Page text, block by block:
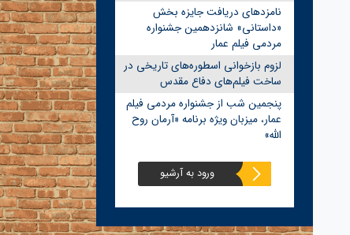
نامزدهای دریافت جایزه بخش
«داستانی» شانزدهمین جشنواره
مردمی فیلم عمار
لزوم بازخوانی اسطوره‌های تاریخی در
ساخت فیلم‌های دفاع مقدس
پنجمین شب از جشنواره مردمی فیلم
عمار، میزبان ویژه برنامه «آرمان روح
الله»
ورود به آرشیو